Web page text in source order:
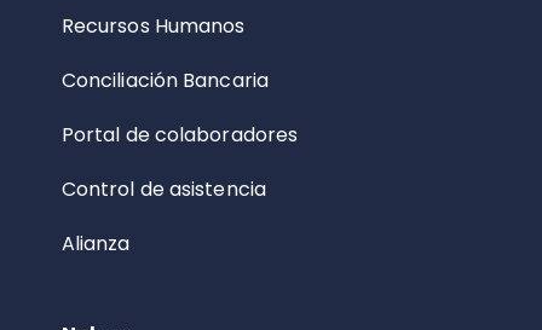
Recursos Humanos
Conciliación Bancaria
Portal de colaboradores
Control de asistencia
Alianza